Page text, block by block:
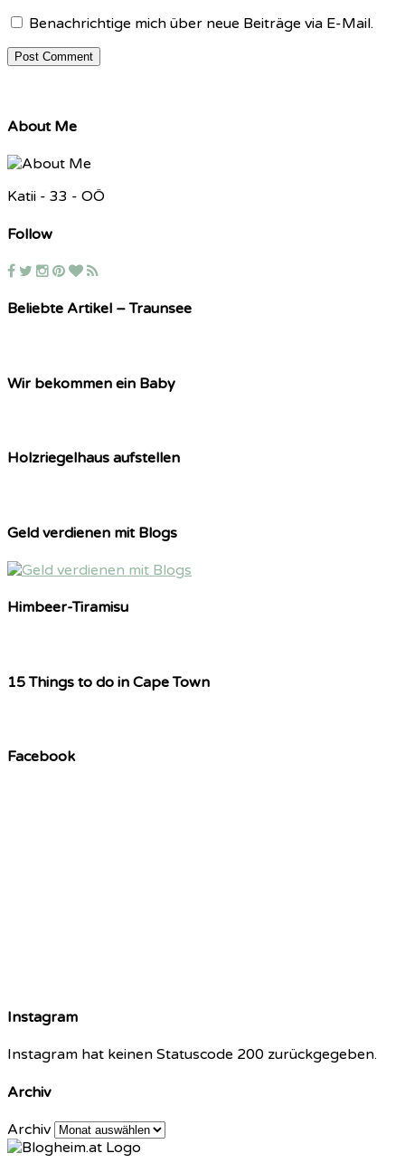
Benachrichtige mich über neue Beiträge via E-Mail.
About Me
Katii - 33 - OÖ
Follow
Beliebte Artikel – Traunsee
Wir bekommen ein Baby
Holzriegelhaus aufstellen
Geld verdienen mit Blogs
Himbeer-Tiramisu
15 Things to do in Cape Town
Facebook
Instagram
Instagram hat keinen Statuscode 200 zurückgegeben.
Archiv
Archiv